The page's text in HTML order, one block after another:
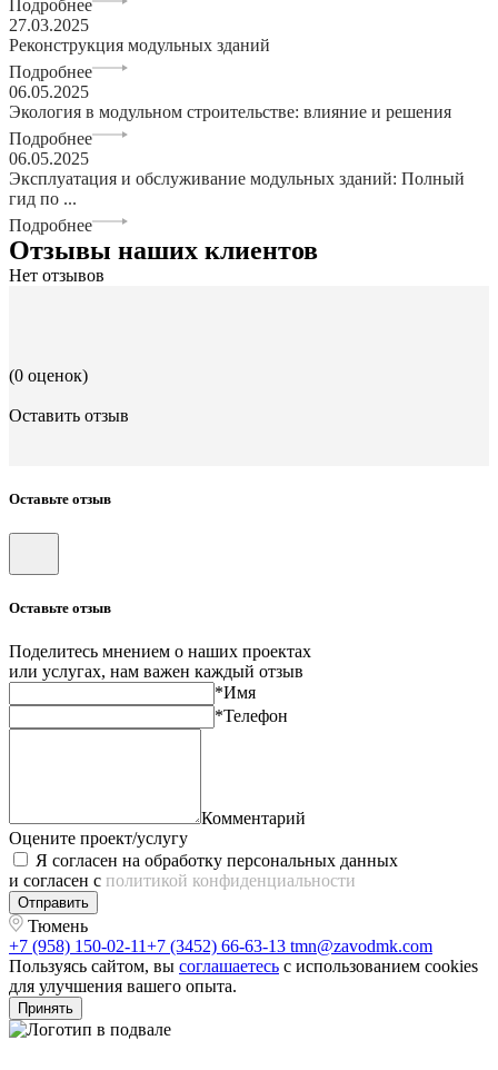
Подробнее
27.03.2025
Реконструкция модульных зданий
Подробнее
06.05.2025
Экология в модульном строительстве: влияние и решения
Подробнее
06.05.2025
Эксплуатация и обслуживание модульных зданий: Полный
гид по ...
Подробнее
Отзывы наших клиентов
Нет отзывов
(0 оценок)
Оставить отзыв
Оставьте отзыв
Оставьте отзыв
Поделитесь мнением о наших проектах
или услугах, нам важен каждый отзыв
*Имя
*Телефон
Комментарий
Оцените проект/услугу
Я согласен на обработку персональных данных
и согласен с политикой конфиденциальности
Отправить
Тюмень
+7 (958) 150-02-11+7 (3452) 66-63-13 tmn@zavodmk.com
Пользуясь сайтом, вы соглашаетесь с использованием cookies
для улучшения вашего опыта.
Принять